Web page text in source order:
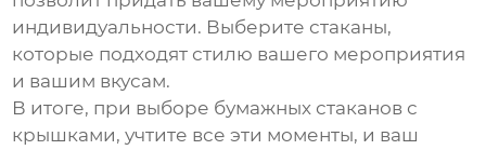
индивидуальности. Выберите стаканы,
которые подходят стилю вашего мероприятия
и вашим вкусам.
В итоге, при выборе бумажных стаканов с
крышками, учтите все эти моменты, и ваш